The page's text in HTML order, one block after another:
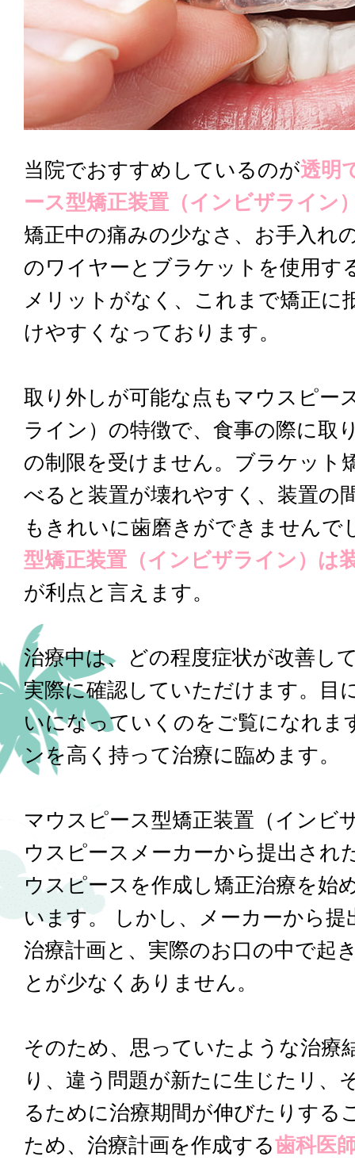
当院でおすすめしているのが透明
ース型矯正装置（インビザライン
矯正中の痛みの少なさ、お手入れ
のワイヤーとブラケットを使用す
メリットがなく、これまで矯正に
けやすくなっております。
取り外しが可能な点もマウスピー
ライン）の特徴で、食事の際に取
の制限を受けません。ブラケット
べると装置が壊れやすく、装置の
もきれいに歯磨きができませんで
型矯正装置（インビザライン）は
が利点と言えます。
治療中は、どの程度症状が改善し
実際に確認していただけます。目
いになっていくのをご覧になれま
ンを高く持って治療に臨めます。
マウスピース型矯正装置（インビ
ウスピースメーカーから提出され
ウスピースを作成し矯正治療を始
います。 しかし、メーカーから
治療計画と、実際のお口の中で起
とが少なくありません。
そのため、思っていたような治療
り、違う問題が新たに生じたリ、
るために治療期間が伸びたりする
ため、治療計画を作成する歯科医